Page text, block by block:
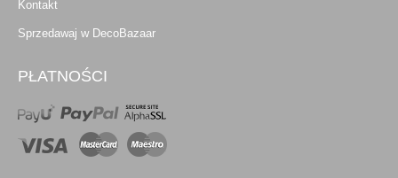
Kontakt
Sprzedawaj w DecoBazaar
PŁATNOŚCI